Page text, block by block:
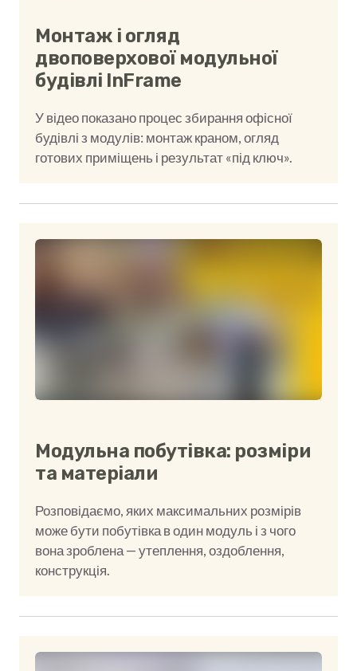
Монтаж і огляд
двоповерхової модульної
будівлі InFrame
У відео показано процес збирання офісної
будівлі з модулів: монтаж краном, огляд
готових приміщень і результат «під ключ».
Модульна побутівка: розміри
та матеріали
Розповідаємо, яких максимальних розмірів
може бути побутівка в один модуль і з чого
вона зроблена — утеплення, оздоблення,
конструкція.